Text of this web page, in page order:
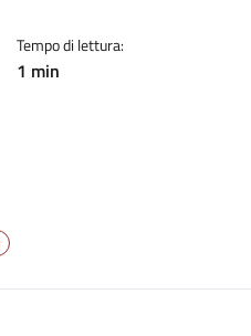
Tempo di lettura:
1 min